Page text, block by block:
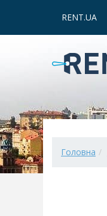
RENT.UA
Головна